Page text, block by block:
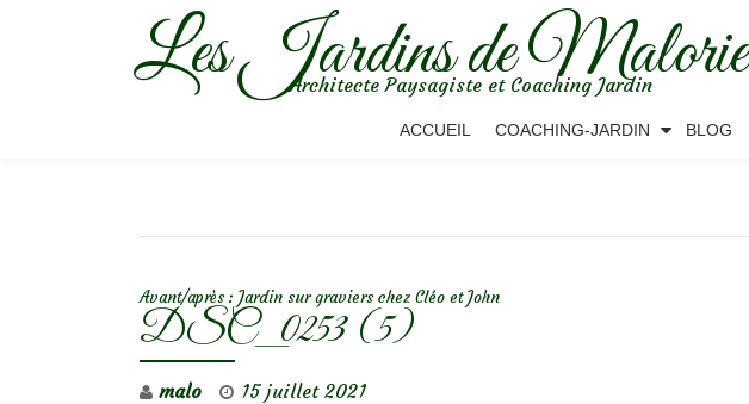
Les Jardins de Malorie
Architecte Paysagiste et Coaching Jardin
ACCUEIL COACHING-JARDIN BLOG
Avant/après : Jardin sur graviers chez Cléo et John
DSC_0253 (5)
malo 15 juillet 2021